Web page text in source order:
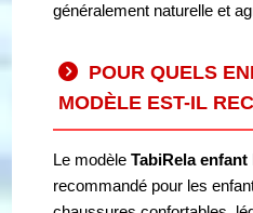
généralement naturelle et
POUR QUELS
MODÈLE EST-IL
Le modèleTabiRela enfant
recommandé pour les